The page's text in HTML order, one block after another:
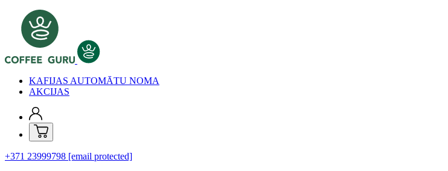
KAFIJAS AUTOMĀTU NOMA
AKCIJAS
+371 23999798 [email protected]